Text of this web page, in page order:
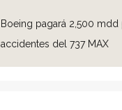
Boeing pagará 2,500
accidentes del 737 MAX